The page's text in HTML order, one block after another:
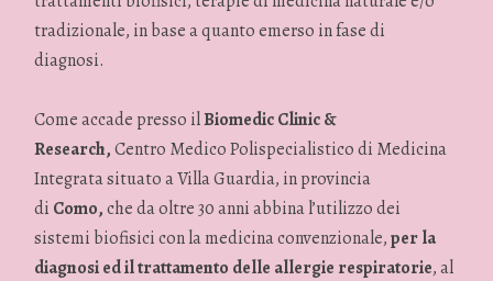
tradizionale, in base a quanto emerso in fase di
diagnosi.
Come accade presso ilBiomedic Clinic &
Research,Centro Medico Polispecialistico di Medicina
Integrata situato a Villa Guardia, in provincia
di Como,che da oltre 30 anni abbina l’utilizzo dei
sistemi biofisici con la medicina convenzionale,per la
diagnosi ed il trattamento delle allergie respiratorie, al